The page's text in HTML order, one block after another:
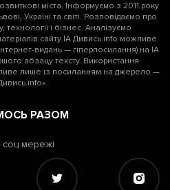
міста. Інформуємо з 2011 року
Україні та світі. Розповідаємо про
технології і бізнес. Аналізуємо
сайту ІА Дивись.info можливе
видань — гіперпосилання) на ІА
абзацу тексту. Використання
лише із посиланням на джерело —
РАЗОМ
соц мережі